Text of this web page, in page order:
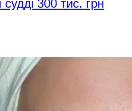
300 тис. грн